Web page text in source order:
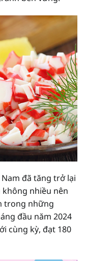
Nam đã tăng trở lại
nhiều nên
trong những
đầu năm 2024
cùng kỳ, đạt 180